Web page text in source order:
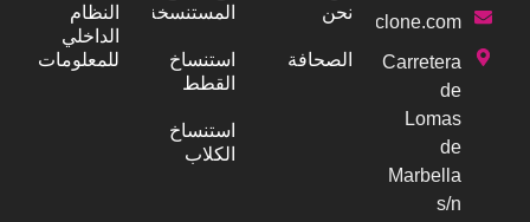
info@ovoclone.com
Carretera
de
Lomas
de
Marbella
s/n
نحن
الصحافة
المستنسخة
استنساخ
القطط
استنساخ
الكلاب
النظام
الداخلي
للمعلومات